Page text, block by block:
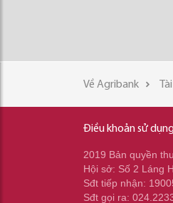
Về Agribank
Điều khoản sử
2019 Bản quyền
Hội sở: Số 2 Láng
Sđt tiếp nhận:
Sđt gọi ra: